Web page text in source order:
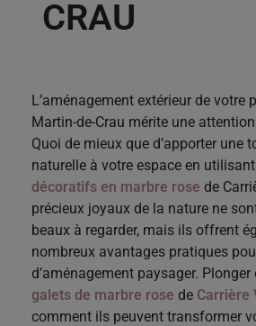
CRAU
L’aménagement extérieur de votre
Martin-de-Crau mérite une
Quoi de mieux que d’apporter une
naturelle à votre espace en utilisant
décoratifs en marbre rose de
précieux joyaux de la nature ne
beaux à regarder, mais ils offrent
nombreux avantages pratiques
d’aménagement paysager. Plonger
galets de marbre rose de Carrière
comment ils peuvent transformer